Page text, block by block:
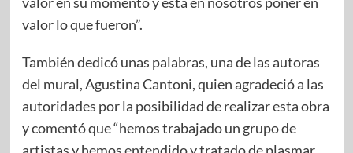
valor lo que fueron”.
También dedicó unas palabras, una de las autoras
del mural, Agustina Cantoni, quien agradeció a las
autoridades por la posibilidad de realizar esta obra
y comentó que “hemos trabajado un grupo de